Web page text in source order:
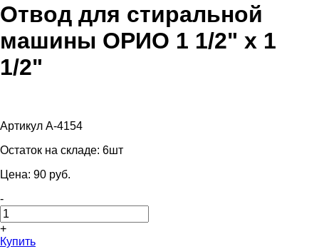
Отвод для стиральной
машины ОРИО 1 1/2" х 1
1/2"
Артикул A-4154
Остаток на складе: 6шт
Цена: 90 pуб.
-
+
Купить